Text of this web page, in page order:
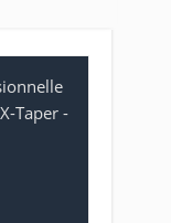
Taper -